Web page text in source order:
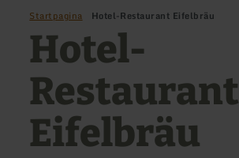
Startpagina Hotel-Restaurant Eifelbräu
Hotel-
Restaurant
Eifelbräu